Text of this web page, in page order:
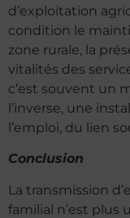
d’exploitation
condition le
zone rurale, la
vitalités des
c’est souvent un
l’inverse, une
l’emploi, du lien
Conclusion
La transmission
familial n’est plus